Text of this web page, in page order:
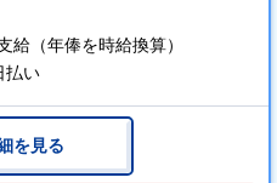
給（年俸を時給換算）
払い
を見る